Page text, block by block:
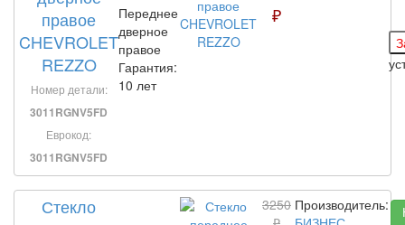
правое
CHEVROLET
REZZO
Номер детали:
3011RGNV5FD
Еврокод:
3011RGNV5FD
Переднее
дверное
правое
Гарантия:
10 лет
₽
Стекло
3250 Производитель: